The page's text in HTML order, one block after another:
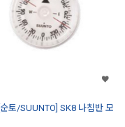
[순토/SUUNTO] SK8 나침반 모